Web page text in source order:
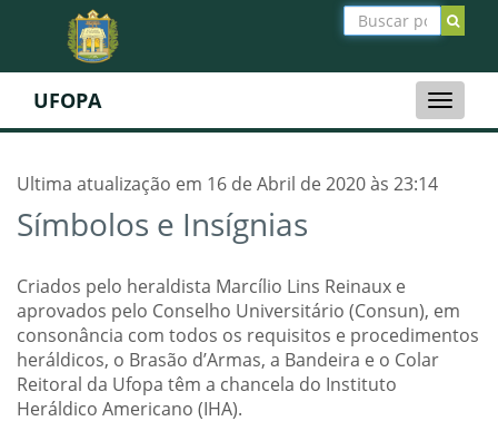
Toggle
UFOPA
Ultima atualização em 16 de Abril de 2020 às 23:14
Símbolos e Insígnias
Criados pelo heraldista Marcílio Lins Reinaux e
aprovados pelo Conselho Universitário (Consun), em
consonância com todos os requisitos e procedimentos
heráldicos, o Brasão d’Armas, a Bandeira e o Colar
Reitoral da Ufopa têm a chancela do Instituto
Heráldico Americano (IHA).